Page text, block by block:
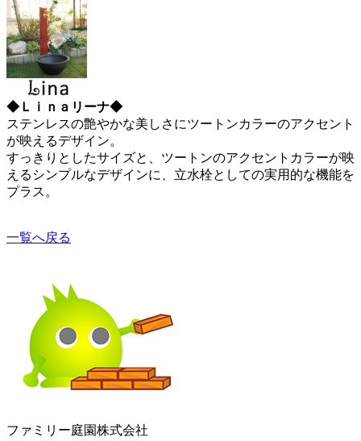
◆Ｌｉｎａリーナ◆
ステンレスの艶やかな美しさにツートンカラーのアクセント
が映えるデザイン。
すっきりとしたサイズと、ツートンのアクセントカラーが映
えるシンプルなデザインに、立水栓としての実用的な機能を
プラス。
一覧へ戻る
ファミリー庭園株式会社